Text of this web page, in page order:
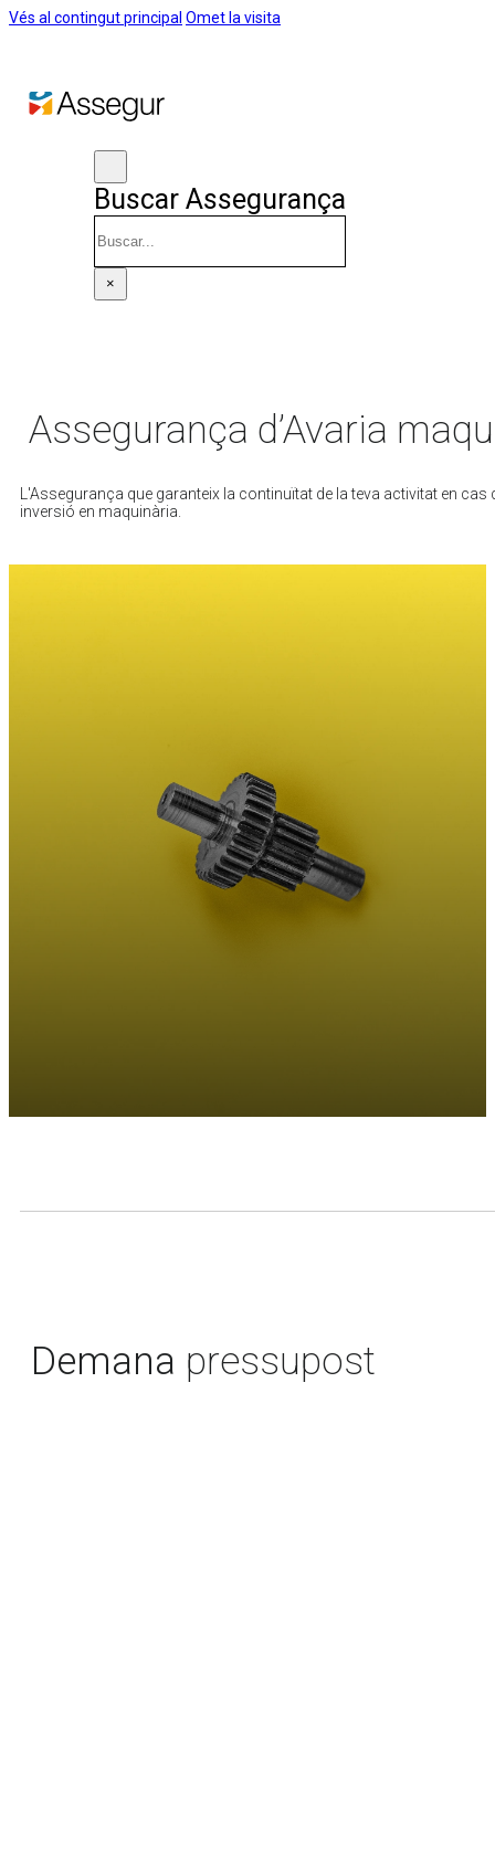
Vés al contingut principal Omet la visita
Buscar Assegurança
×
Assegurança d’Avaria
L'Assegurança que garanteix la continuïtat de la teva activitat en
inversió en maquinària.
Demana pressupost